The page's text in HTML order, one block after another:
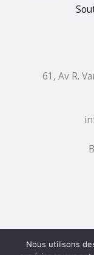
61, Av R.
Nous utilisons